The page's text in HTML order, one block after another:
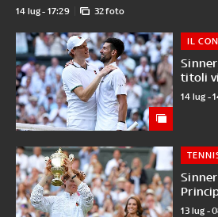
14 lug - 17:29 32 foto
titoli
IL
14 lug -
13 lug -